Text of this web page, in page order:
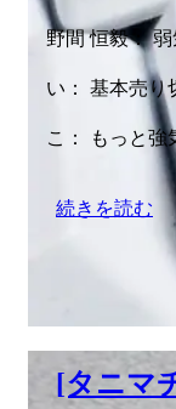
野間 恒毅：
い： 基本売り
こ： もっと強
続きを読む
[タニマ